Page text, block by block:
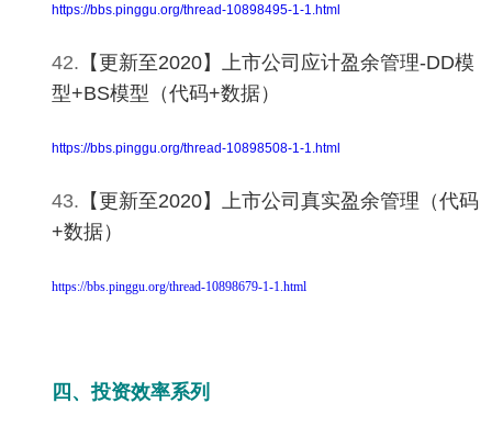
https://bbs.pinggu.org/thread-10898495-1-1.html
42. 【更新至2020】上市公司应计盈余管理-DD模
型+BS模型（代码+数据）
https://bbs.pinggu.org/thread-10898508-1-1.html
43. 【更新至2020】上市公司真实盈余管理（代码
+数据）
https://bbs.pinggu.org/thread-10898679-1-1.html
四、投资效率系列